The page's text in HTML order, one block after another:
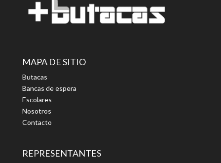
MAPA DE SITIO
Butacas
Bancas de espera
Escolares
Nosotros
Contacto
REPRESENTANTES